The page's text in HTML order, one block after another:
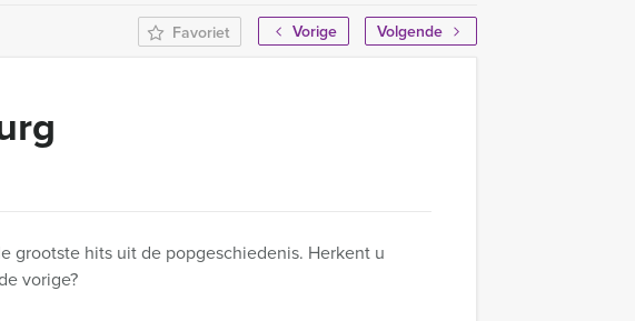
Vorige Volgende
Favoriet
grootste hits uit de popgeschiedenis. Herkent u
vorige?